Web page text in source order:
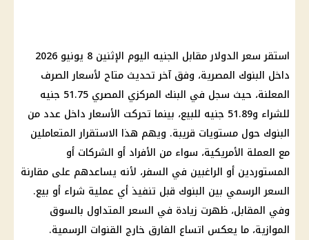
استقر سعر الدولار مقابل الجنيه اليوم الإثنين 8 يونيو 2026
داخل البنوك المصرية، وفق آخر تحديث متاح لأسعار الصرف
المعلنة، حيث سجل في البنك المركزي المصري 51.75 جنيه
للشراء و51.89 جنيه للبيع، بينما تحركت الأسعار داخل عدد من
البنوك حول مستويات قريبة. ويهم هذا الاستقرار المتعاملين
مع العملة الأمريكية، سواء من الأفراد أو الشركات أو
المستوردين أو الراغبين في السفر، لأنه يساعدهم على مقارنة
السعر الرسمي بين البنوك قبل تنفيذ أي عملية شراء أو بيع.
وفي المقابل، ظهرت زيادة في السعر المتداول بالسوق
الموازية، ما يعكس اتساع الفارق خارج القنوات الرسمية.